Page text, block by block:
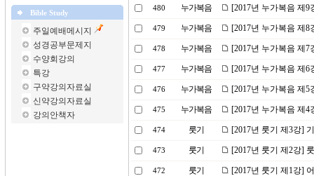
Bible Study
주일예배메시지
성경공부문제지
수양회강의
특강
구약강의자료실
신약강의자료실
강의안책자
480 누가복음 [2017년 누가복음 제
479 누가복음 [2017년 누가복음 제
478 누가복음 [2017년 누가복음 제
477 누가복음 [2017년 누가복음 제
476 누가복음 [2017년 누가복음 제
475 누가복음 [2017년 누가복음 제
474 룻기 [2017년 룻기 제3강]
473 룻기 [2017년 룻기 제2강]
472 룻기 [2017년 룻기 제1강]